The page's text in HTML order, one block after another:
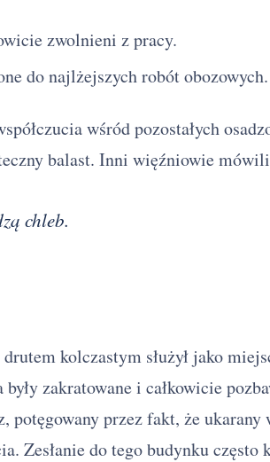
zwolnieni z pracy.
do najlżejszych robót obozowych.
wśród pozostałych
balast. Inni więźniowie
chleb.
kolczastym służył jako
zakratowane i całkowicie
potęgowany przez fakt, że ukarany
Zesłanie do tego budynku często